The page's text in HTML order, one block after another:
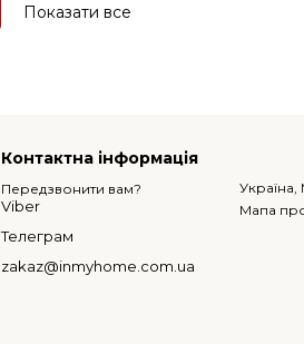
Показати все
Контактна інформація
Передзвонити вам?
Viber
Телеграм
zakaz@inmyhome.com.ua
Мапа